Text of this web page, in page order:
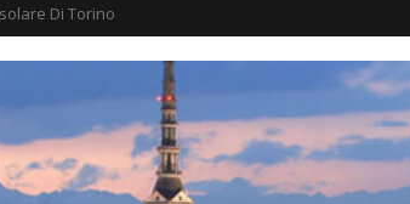
Di Torino